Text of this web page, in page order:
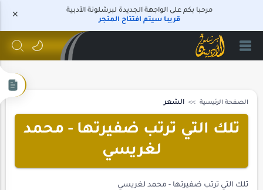
مرحبا بكم على الواجهة الجديدة لبرشلونة الأدبية
قريبا سيتم افتتاح المتجر
الصفحة الرئيسية الشعر
تلك التي ترتب ضفيرتها - محمد
لغريسي
تلك التي ترتب ضفيرتها - محمد لغريسي